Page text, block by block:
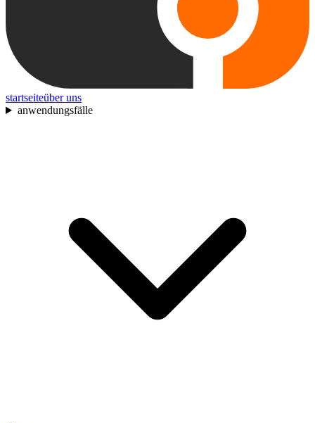
startseiteüber uns
anwendungsfälle